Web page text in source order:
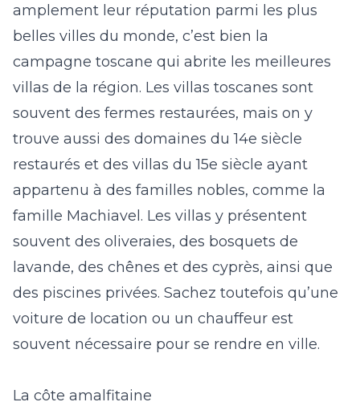
amplement leur réputation parmi les plus
belles villes du monde, c’est bien la
campagne toscane qui abrite les meilleures
villas de la région. Les villas toscanes sont
souvent des fermes restaurées, mais on y
trouve aussi des domaines du 14e siècle
restaurés et des villas du 15e siècle ayant
appartenu à des familles nobles, comme la
famille Machiavel . Les villas y présentent
souvent des oliveraies, des bosquets de
lavande, des chênes et des cyprès, ainsi que
des piscines privées. Sachez toutefois qu’une
voiture de location ou un chauffeur est
souvent nécessaire pour se rendre en ville.
La côte amalfitaine